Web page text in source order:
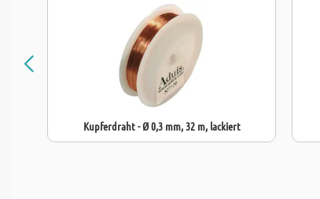
Kupferdraht - Ø 0,3 mm, 32 m, lackiert